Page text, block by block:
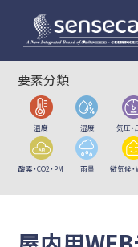
要素分類
温度 湿度 気圧・
酸素・CO2・PM 雨量 微気候・